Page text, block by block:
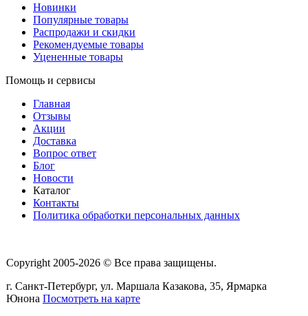
Новинки
Популярные товары
Распродажи и скидки
Рекомендуемые товары
Уцененные товары
Помощь и сервисы
Главная
Отзывы
Акции
Доставка
Вопрос ответ
Блог
Новости
Каталог
Контакты
Политика обработки персональных данных
Copyright 2005-2026 © Все права защищены.
г. Санкт-Петербург, ул. Маршала Казакова, 35, Ярмарка
Юнона Посмотреть на карте